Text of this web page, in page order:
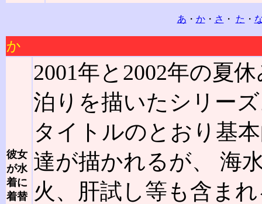
あ ・ か・ さ ・ た ・
か
彼女
が水
着に
着替
2001年と2002年の夏
泊りを描いたシリー
タイトルのとおり基
達が描かれるが、 海
火、肝試し等も含ま